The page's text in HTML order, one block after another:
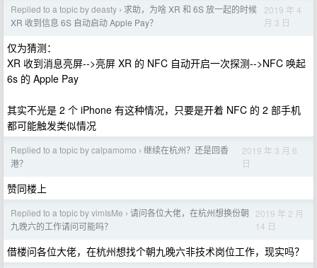
Replied to a topic by deasty › 求助，为啥 XR 和 6S 放一起的时候
XR 收到信息 6S 自动启动 Apple Pay？
2019 年 4
月 3 日
仅为猜测：
XR 收到消息亮屏-->亮屏 XR 的 NFC 自动开启一次探测-->NFC 唤起
6s 的 Apple Pay
其实不光是 2 个 iPhone 有这种情况，只要是开着 NFC 的 2 部手机
都可能触发类似情况
Replied to a topic by calpamomo › 继续在杭州？还是回香
港？
2019 年 3 月 6
日
赞同楼上
Replied to a topic by vimIsMe › 请问各位大佬，在杭州想换份朝
九晚六的工作请问可能吗？
2019 年 2 月
14 日
借楼问各位大佬，在杭州想找个朝九晚六非技术岗位工作，现实吗？